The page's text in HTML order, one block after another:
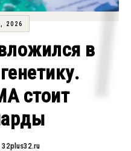
2026
в
стоит
32plus32.ru